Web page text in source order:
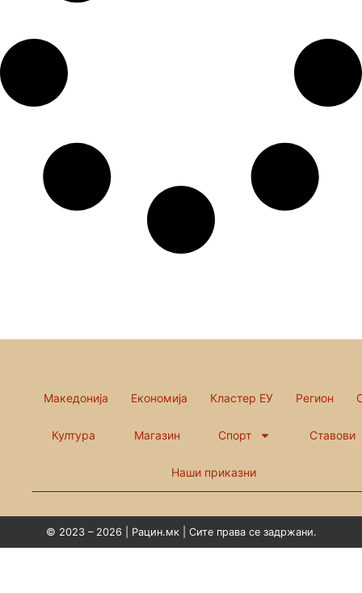
Македонија Економија Кластер ЕУ Регион
Култура Магазин Спорт Ставови
Наши приказни
© 2023 – 2026 | Рацин.мк | Сите права се задржани.